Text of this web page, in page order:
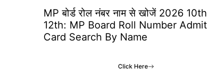
MP बोर्ड रोल नंबर नाम से खोजें 2026 10th
12th: MP Board Roll Number Admit
Card Search By Name
Click Here